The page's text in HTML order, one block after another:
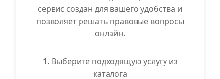
сервис создан для вашего удобства и
позволяет решать правовые вопросы
онлайн.
1. Выберите подходящую услугу из
каталога